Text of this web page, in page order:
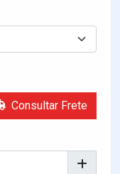
Consultar Frete